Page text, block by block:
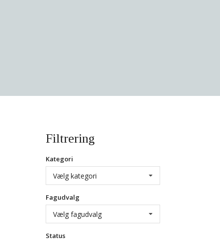
Filtrering
Kategori
Vælg kategori
Fagudvalg
Vælg fagudvalg
Status